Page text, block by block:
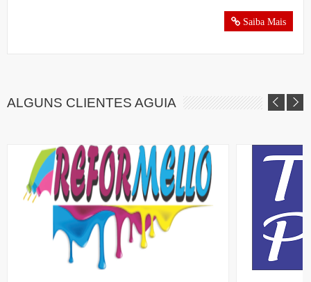
Saiba Mais
ALGUNS CLIENTES AGUIA